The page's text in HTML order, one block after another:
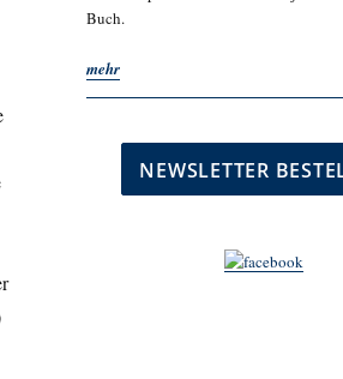
Buch.
mehr